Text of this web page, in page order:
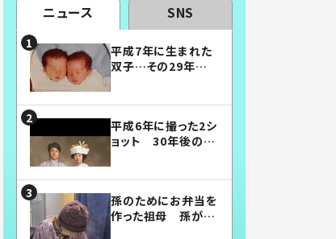
ニュース SNS
平成7年に生まれた
双子…その29年後
平成6年に撮った2シ
ョット 30年後の姿
孫のためにお弁当を
作った祖母 孫が絶